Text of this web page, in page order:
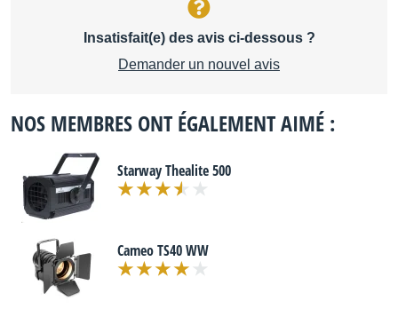
Insatisfait(e) des avis ci-dessous ?
Demander un nouvel avis
NOS MEMBRES ONT ÉGALEMENT AIMÉ :
Starway Thealite 500
Cameo TS40 WW